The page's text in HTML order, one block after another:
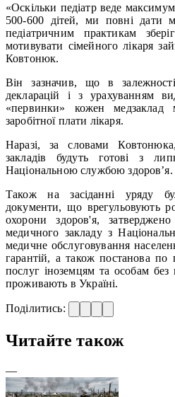
«Оскільки педіатр веде
500-600 дітей, ми повні дати
педіатричним практикам
мотивувати сімейного лікаря
Ковтонюк.
Він зазначив, що в
декларацій і з урахуванням
«первинки» кожен медзаклад
заробітної плати лікаря.
Наразі, за словами
закладів будуть готові з
Національною службою здоров’я.
Також на засіданні уряду
документи, що врегульовують
охорони здоров'я,
медичного закладу з
медичне обслуговування
гарантій, а також постанова по
послуг іноземцям та особам без
проживають в Україні.
Поділитись:
Читайте також
—